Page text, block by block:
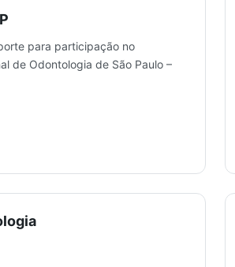
para participação no
de Odontologia de São Paulo –